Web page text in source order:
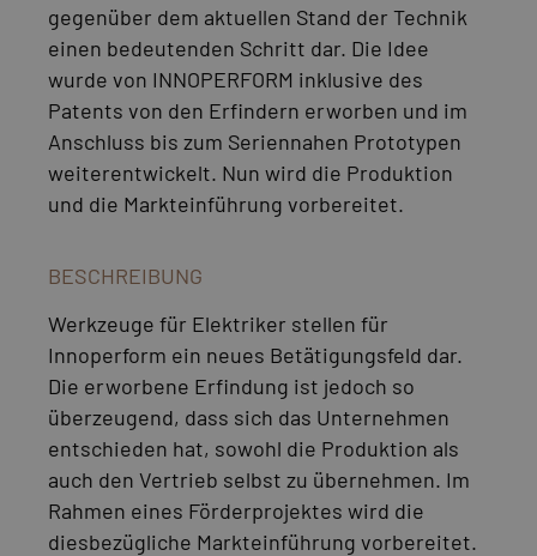
gegenüber dem aktuellen Stand der Technik
einen bedeutenden Schritt dar. Die Idee
wurde von INNOPERFORM inklusive des
Patents von den Erfindern erworben und im
Anschluss bis zum Seriennahen Prototypen
weiterentwickelt. Nun wird die Produktion
und die Markteinführung vorbereitet.
BESCHREIBUNG
Werkzeuge für Elektriker stellen für
Innoperform ein neues Betätigungsfeld dar.
Die erworbene Erfindung ist jedoch so
überzeugend, dass sich das Unternehmen
entschieden hat, sowohl die Produktion als
auch den Vertrieb selbst zu übernehmen. Im
Rahmen eines Förderprojektes wird die
diesbezügliche Markteinführung vorbereitet.